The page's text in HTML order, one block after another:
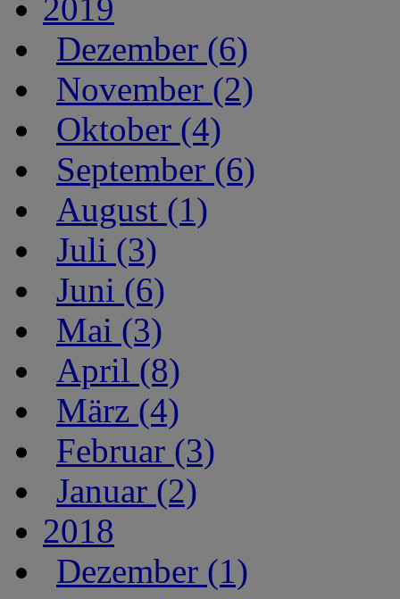
2019
Dezember (6)
November (2)
Oktober (4)
September (6)
August (1)
Juli (3)
Juni (6)
Mai (3)
April (8)
März (4)
Februar (3)
Januar (2)
2018
Dezember (1)